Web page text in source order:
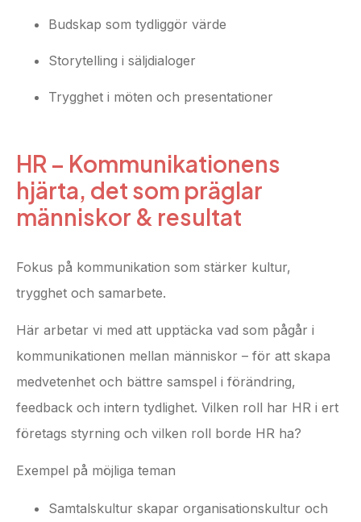
Budskap som tydliggör värde
Storytelling i säljdialoger
Trygghet i möten och presentationer
HR – Kommunikationens
hjärta, det som präglar
människor & resultat
Fokus på kommunikation som stärker kultur,
trygghet och samarbete.
Här arbetar vi med att upptäcka vad som pågår i
kommunikationen mellan människor – för att skapa
medvetenhet och bättre samspel i förändring,
feedback och intern tydlighet. Vilken roll har HR i ert
företags styrning och vilken roll borde HR ha?
Exempel på möjliga teman
Samtalskultur skapar organisationskultur och